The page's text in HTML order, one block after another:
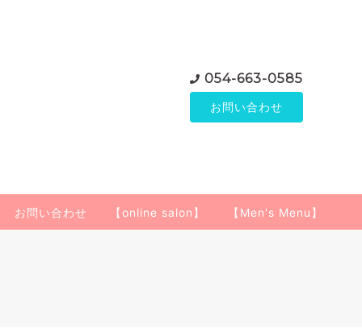
054-663-0585
お問い合わせ
お問い合わせ 【online salon】 【Men's Menu】